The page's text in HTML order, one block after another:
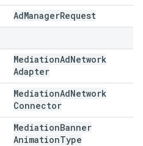
AdManagerRequest
MediationAdNetwork
Adapter
MediationAdNetwork
Connector
MediationBanner
AnimationType